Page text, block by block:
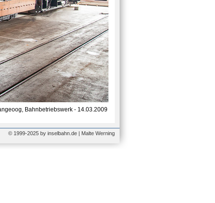
Bahnbetriebswerk - 14.03.2009
© 1999-2025 by inselbahn.de | Malte Werning